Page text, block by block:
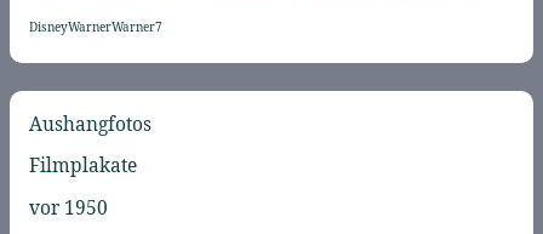
DisneyWarnerWarner7
Aushangfotos
Filmplakate
vor 1950